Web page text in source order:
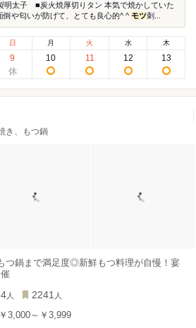
太子 ■炭火焼厚切りタン 本気で焼かしていた
や匂いが防げて、とても良心的^ ^ モツ刺...
日
9
月
10
火
11
水
12
木
13
き、もつ鍋
つ鍋まで満足度◎新鮮もつ料理が自慢！宴
人 2241 人
￥3,000～￥3,999